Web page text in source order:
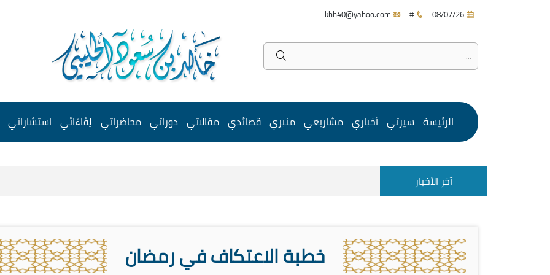
#
الرئيسة سيرتي أخباري مشاريعي منبري قصائدي مقالاتي دوراتي محاضراتي لِقَاءَاتَي استشاراتي
آخر الأخبار
خطبة الاعتكاف في رمضان